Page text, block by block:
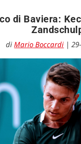
di Baviera:
diMario Boccardi |